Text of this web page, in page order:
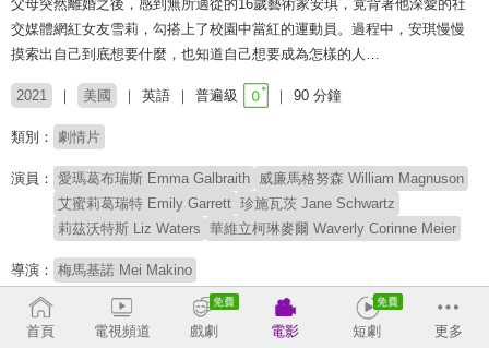
父母突然離婚之後，感到無所適從的16歲藝術家安琪，竟背著他深愛的社
交媒體網紅女友雪莉，勾搭上了校園中當紅的運動員。過程中，安琪慢慢
摸索出自己到底想要什麼，也知道自己想要成為怎樣的人…
2021 美國 英語 普遍級 90 分鐘
類別： 劇情片
演員： 愛瑪葛布瑞斯 Emma Galbraith 威廉馬格努森 William Magnuson
艾蜜莉葛瑞特 Emily Garrett 珍施瓦茨 Jane Schwartz
莉茲沃特斯 Liz Waters 華維立柯琳麥爾 Waverly Corinne Meier
導演： 梅馬基諾 Mei Makino
榮獲2021年西南偏南電影節「視野」單元觀眾票選獎。
首頁 電視頻道 戲劇 電影 短劇 更多